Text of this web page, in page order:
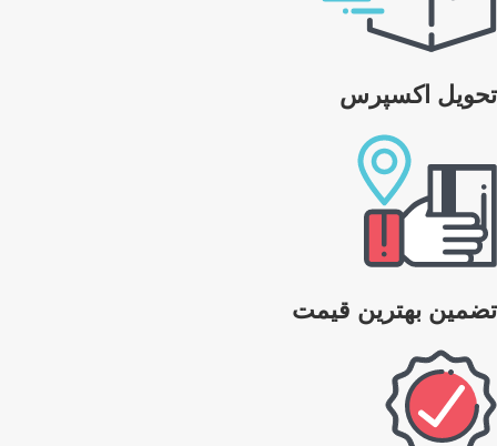
تحویل اکسپرس
تضمین بهترین قیمت